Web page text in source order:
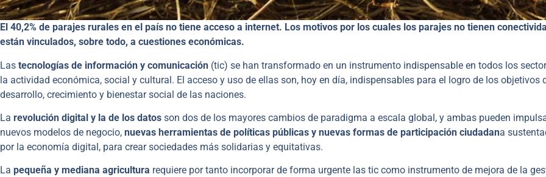
El 40,2% de parajes rurales en el país no tiene acceso a internet. Los motivos por los cuales los parajes no tienen
están vinculados, sobre todo, a cuestiones económicas.
Las tecnologías de información y comunicación (tic) se han transformado en un instrumento indispensable en todos los
la actividad económica, social y cultural. El acceso y uso de ellas son, hoy en día, indispensables para el logro de los objetivos
desarrollo, crecimiento y bienestar social de las naciones.
La revolución digital y la de los datos son dos de los mayores cambios de paradigma a escala global, y ambas pueden
nuevos modelos de negocio, nuevas herramientas de políticas públicas y nuevas formas de participación ciudadana
por la economía digital, para crear sociedades más solidarias y equitativas.
La pequeña y mediana agricultura requiere por tanto incorporar de forma urgente las tic como instrumento de mejora de la